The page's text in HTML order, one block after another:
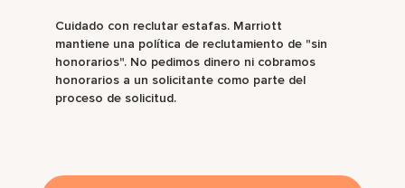
Cuidado con reclutar estafas. Marriott
mantiene una política de reclutamiento de "sin
honorarios". No pedimos dinero ni cobramos
honorarios a un solicitante como parte del
proceso de solicitud.